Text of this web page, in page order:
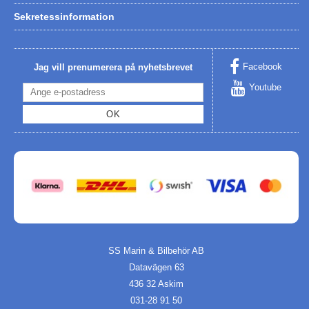
Sekretessinformation
Jag vill prenumerera på nyhetsbrevet
OK
Facebook
Youtube
SS Marin & Bilbehör AB
Datavägen 63
436 32 Askim
031-28 91 50